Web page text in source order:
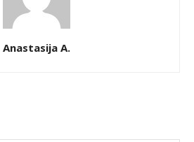
Anastasija A.